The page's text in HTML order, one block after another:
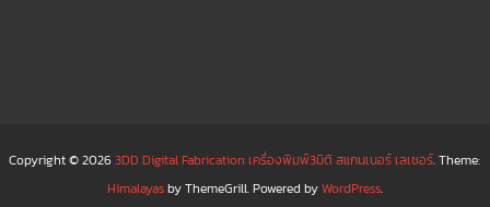
Copyright © 20263DD Digital Fabrication เครื่องพิมพ์3มิติ สแกนเนอร์ เลเซอร์. Theme:
Himalayasby ThemeGrill. Powered byWordPress.